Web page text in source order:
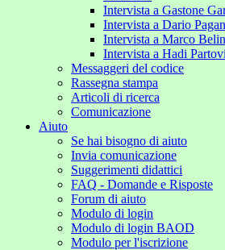
Intervista a Gastone
Intervista a Dario
Intervista a Marco
Intervista a Hadi Partovi
Messaggeri del codice
Rassegna stampa
Articoli di ricerca
Comunicazione
Aiuto
Se hai bisogno di aiuto
Invia comunicazione
Suggerimenti didattici
FAQ - Domande e Risposte
Forum di aiuto
Modulo di login
Modulo di login BAOD
Modulo per l'iscrizione